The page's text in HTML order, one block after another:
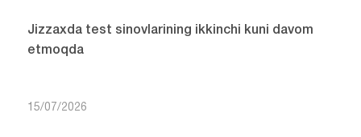
Jizzaxda test sinovlarining ikkinchi kuni davom
etmoqda
15/07/2026